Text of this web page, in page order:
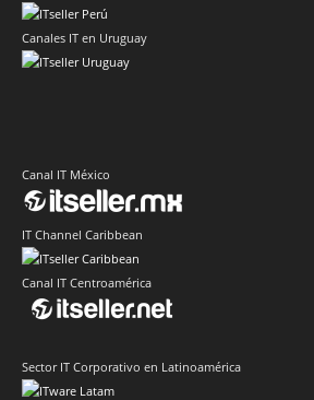
Canales IT en Uruguay
Canal IT México
IT Channel Caribbean
Canal IT Centroamérica
Sector IT Corporativo en Latinoamérica